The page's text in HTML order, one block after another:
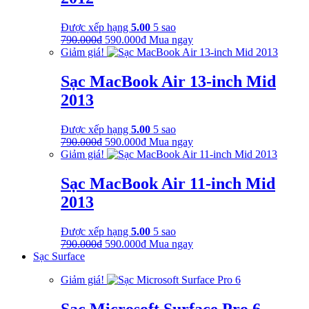
Được xếp hạng 5.00 5 sao
790.000₫ Giá
gốc
790.000₫.
590.000₫Giá
hiện
là:
590.000₫.
Mua ngay
Giảm giá!
Sạc MacBook Air 13-inch Mid
2013
Được xếp hạng 5.00 5 sao
790.000₫ Giá
gốc
790.000₫.
590.000₫Giá
hiện
là:
590.000₫.
Mua ngay
Giảm giá!
Sạc MacBook Air 11-inch Mid
2013
Được xếp hạng 5.00 5 sao
790.000₫ Giá
790.000₫.
590.000₫Giá
là:
Mua ngay
Sạc Surface
Giảm giá!